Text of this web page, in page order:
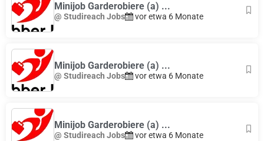
Minijob Garderobiere (a) ...
@ Studireach Jobs vor etwa 6 Monate
Minijob Garderobiere (a) ...
@ Studireach Jobs vor etwa 6 Monate
Minijob Garderobiere (a) ...
@ Studireach Jobs vor etwa 6 Monate